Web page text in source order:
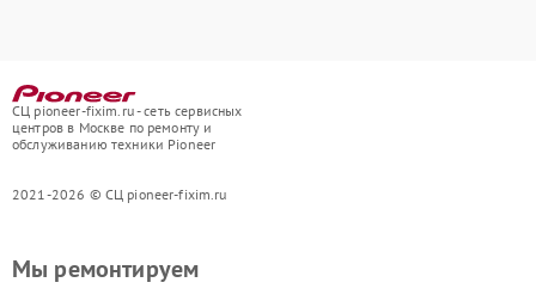
СЦ pioneer-fixim.ru - сеть сервисных
центров в Москве по ремонту и
обслуживанию техники Pioneer
2021-2026 © СЦ pioneer-fixim.ru
Мы ремонтируем